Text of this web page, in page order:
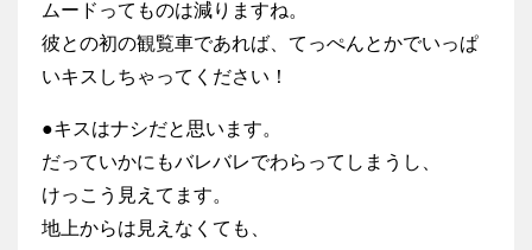
ムードってものは減りますね。
彼との初の観覧車であれば、てっぺんとかでいっぱ
いキスしちゃってください！
●キスはナシだと思います。
だっていかにもバレバレでわらってしまうし、
けっこう見えてます。
地上からは見えなくても、